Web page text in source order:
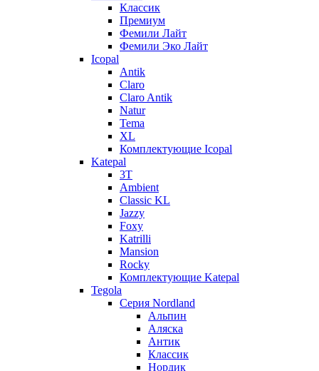
Классик
Премиум
Фемили Лайт
Фемили Эко Лайт
Icopal
Antik
Claro
Claro Antik
Natur
Tema
XL
Комплектующие Icopal
Katepal
3T
Ambient
Classic KL
Jazzy
Foxy
Katrilli
Mansion
Rocky
Комплектующие Katepal
Tegola
Серия Nordland
Альпин
Аляска
Антик
Классик
Нордик